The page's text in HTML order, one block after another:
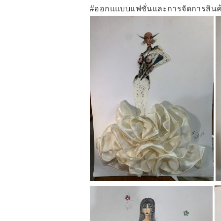
#ออกแแบบแฟชั่นและการจัดการสิน